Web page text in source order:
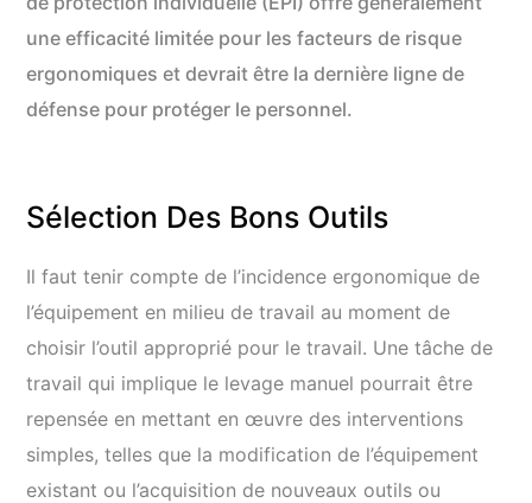
une efficacité limitée pour les facteurs de risque
ergonomiques et devrait être la dernière ligne de
défense pour protéger le personnel.
Sélection Des Bons Outils
Il faut tenir compte de l’incidence ergonomique de
l’équipement en milieu de travail au moment de
choisir l’outil approprié pour le travail. Une tâche de
travail qui implique le levage manuel pourrait être
repensée en mettant en œuvre des interventions
simples, telles que la modification de l’équipement
existant ou l’acquisition de nouveaux outils ou